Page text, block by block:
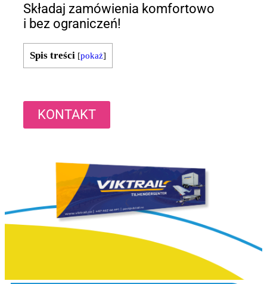
Składaj zamówienia komfortowo
i bez ograniczeń!
Spis treści [pokaż]
KONTAKT